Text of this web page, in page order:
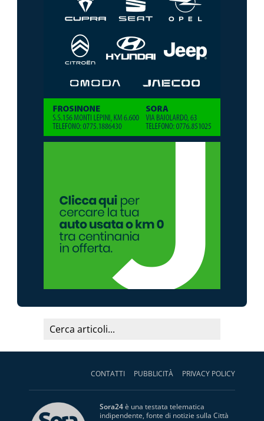
CONTATTI PUBBLICITÀ PRIVACY POLICY
Sora24è una testata telematica
indipendente, fonte di notizie sulla Città